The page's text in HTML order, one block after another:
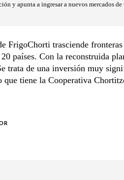
y apunta a ingresar a nuevos mercados de
FrigoChorti trasciende
países. Con la reconstruida
trata de una inversión muy
que tiene la Cooperativa